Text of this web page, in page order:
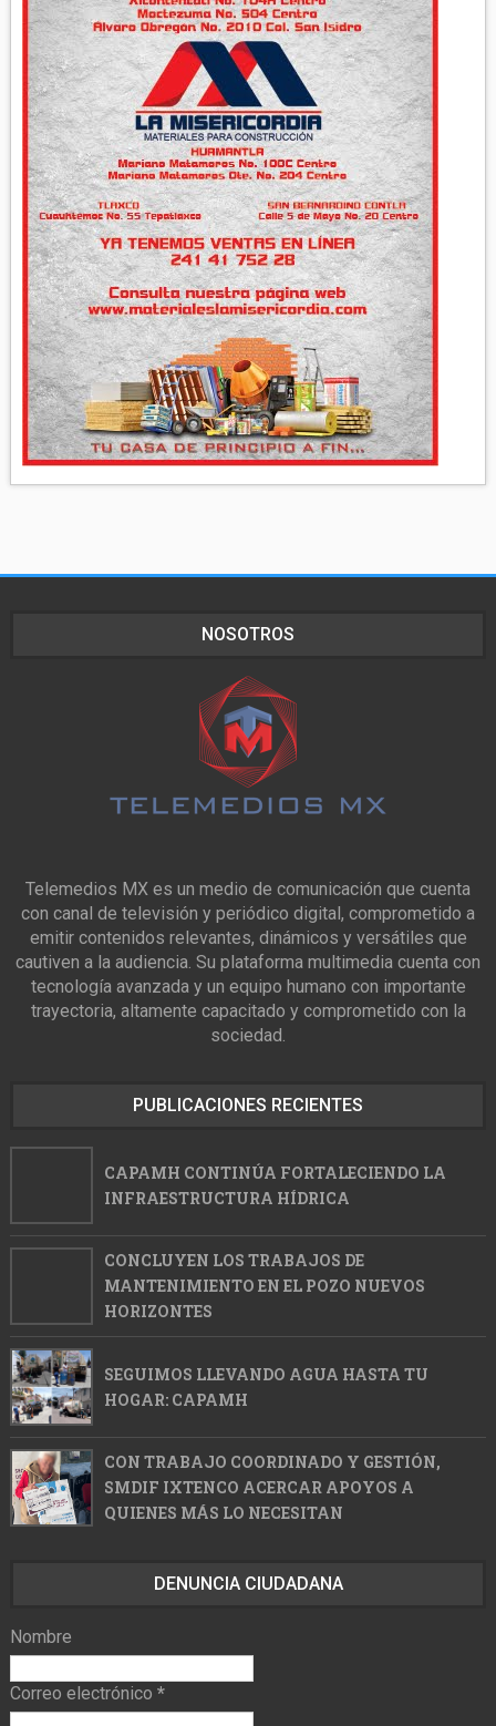
NOSOTROS
Telemedios MX es un medio de comunicación que cuenta
con canal de televisión y periódico digital, comprometido a
emitir contenidos relevantes, dinámicos y versátiles que
cautiven a la audiencia. Su plataforma multimedia cuenta con
tecnología avanzada y un equipo humano con importante
trayectoria, altamente capacitado y comprometido con la
sociedad.
PUBLICACIONES RECIENTES
CAPAMH CONTINÚA FORTALECIENDO LA
INFRAESTRUCTURA HÍDRICA
CONCLUYEN LOS TRABAJOS DE
MANTENIMIENTO EN EL POZO NUEVOS
HORIZONTES
SEGUIMOS LLEVANDO AGUA HASTA TU
HOGAR: CAPAMH
CON TRABAJO COORDINADO Y GESTIÓN,
SMDIF IXTENCO ACERCAR APOYOS A
QUIENES MÁS LO NECESITAN
DENUNCIA CIUDADANA
Nombre
Correo electrónico *